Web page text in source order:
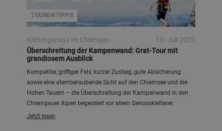
TOURENTIPPS
Klettergenuss im Chiemgau
13. Juli 2023
Überschreitung der Kampenwand: Grat-Tour mit
grandiosem Ausblick
Kompakter, griffiger Fels, kurzer Zustieg, gute Absicherung
sowie eine atemberaubende Sicht auf den Chiemsee und die
Hohen Tauern – die Überschreitung der Kampenwand in den
Chiemgauer Alpen begeistert vor allem Genusskletterer.
Jetzt lesen